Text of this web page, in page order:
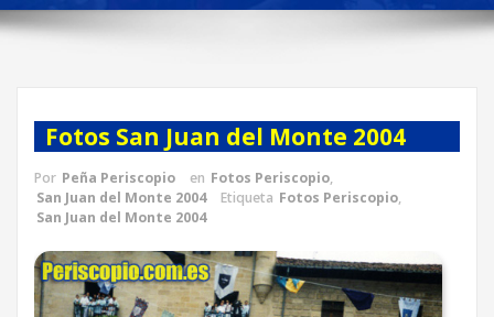
Fotos San Juan del Monte 2004
Por Peña Periscopio en Fotos Periscopio,
San Juan del Monte 2004
Etiqueta Fotos Periscopio,
San Juan del Monte 2004